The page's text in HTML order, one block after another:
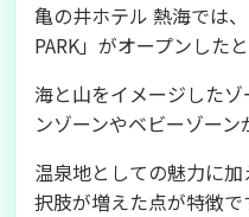
亀の井ホテル 熱海では
PARK」がオープンした
海と山をイメージした
ンゾーンやベビーゾーン
温泉地としての魅力に
択肢が増えた点が特徴で